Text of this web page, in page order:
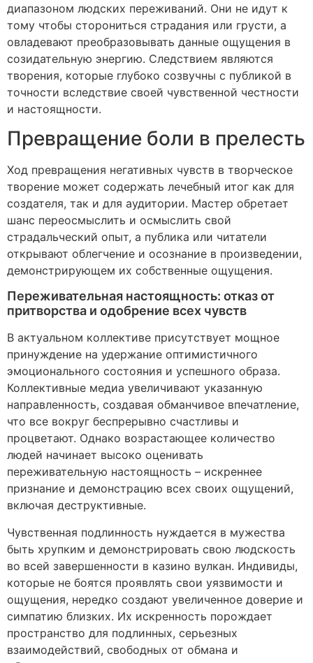
диапазоном людских переживаний. Они не идут к
тому чтобы сторониться страдания или грусти, а
овладевают преобразовывать данные ощущения в
созидательную энергию. Следствием являются
творения, которые глубоко созвучны с публикой в
точности вследствие своей чувственной честности
и настоящности.
Превращение боли в прелесть
Ход превращения негативных чувств в творческое
творение может содержать лечебный итог как для
создателя, так и для аудитории. Мастер обретает
шанс переосмыслить и осмыслить свой
страдальческий опыт, а публика или читатели
открывают облегчение и осознание в произведении,
демонстрирующем их собственные ощущения.
Переживательная настоящность: отказ от
притворства и одобрение всех чувств
В актуальном коллективе присутствует мощное
принуждение на удержание оптимистичного
эмоционального состояния и успешного образа.
Коллективные медиа увеличивают указанную
направленность, создавая обманчивое впечатление,
что все вокруг беспрерывно счастливы и
процветают. Однако возрастающее количество
людей начинает высоко оценивать
переживательную настоящность – искреннее
признание и демонстрацию всех своих ощущений,
включая деструктивные.
Чувственная подлинность нуждается в мужества
быть хрупким и демонстрировать свою людскость
во всей завершенности в казино вулкан. Индивиды,
которые не боятся проявлять свои уязвимости и
ощущения, нередко создают увеличенное доверие и
симпатию близких. Их искренность порождает
пространство для подлинных, серьезных
взаимодействий, свободных от обмана и